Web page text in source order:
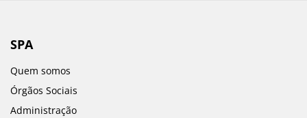
SPA
Quem somos
Órgãos Sociais
Administração